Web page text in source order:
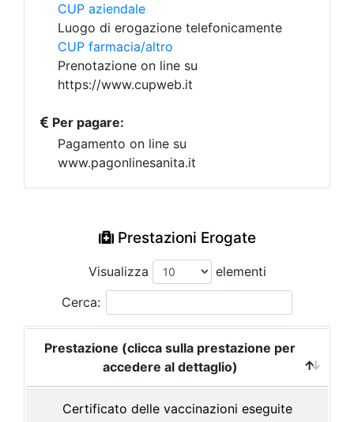
CUP aziendale
Luogo di erogazione telefonicamente
CUP farmacia/altro
Prenotazione on line su
https://www.cupweb.it
Per pagare:
Pagamento on line su
www.pagonlinesanita.it
Prestazioni Erogate
Visualizza
elementi
Cerca:
Prestazione (clicca sulla prestazione per
accedere al dettaglio)
Certificato delle vaccinazioni eseguite